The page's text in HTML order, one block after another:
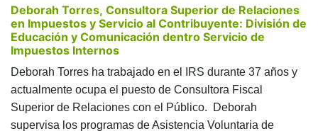
Deborah Torres, Consultora Superior de Relaciones
en Impuestos y Servicio al Contribuyente: División de
Educación y Comunicación dentro Servicio de
Impuestos Internos
Deborah Torres ha trabajado en el IRS durante 37 años y
actualmente ocupa el puesto de Consultora Fiscal
Superior de Relaciones con el Público. Deborah
supervisa los programas de Asistencia Voluntaria de